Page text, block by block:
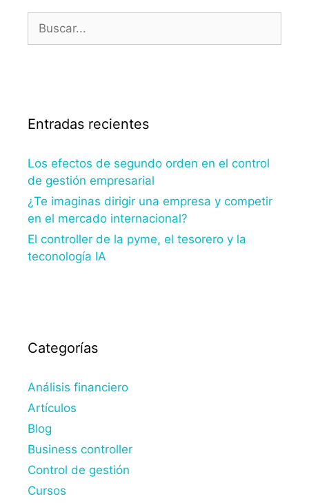
Entradas recientes
Los efectos de segundo orden en el control
de gestión empresarial
¿Te imaginas dirigir una empresa y competir
en el mercado internacional?
El controller de la pyme, el tesorero y la
teconología IA
Categorías
Análisis financiero
Artículos
Blog
Business controller
Control de gestión
Cursos